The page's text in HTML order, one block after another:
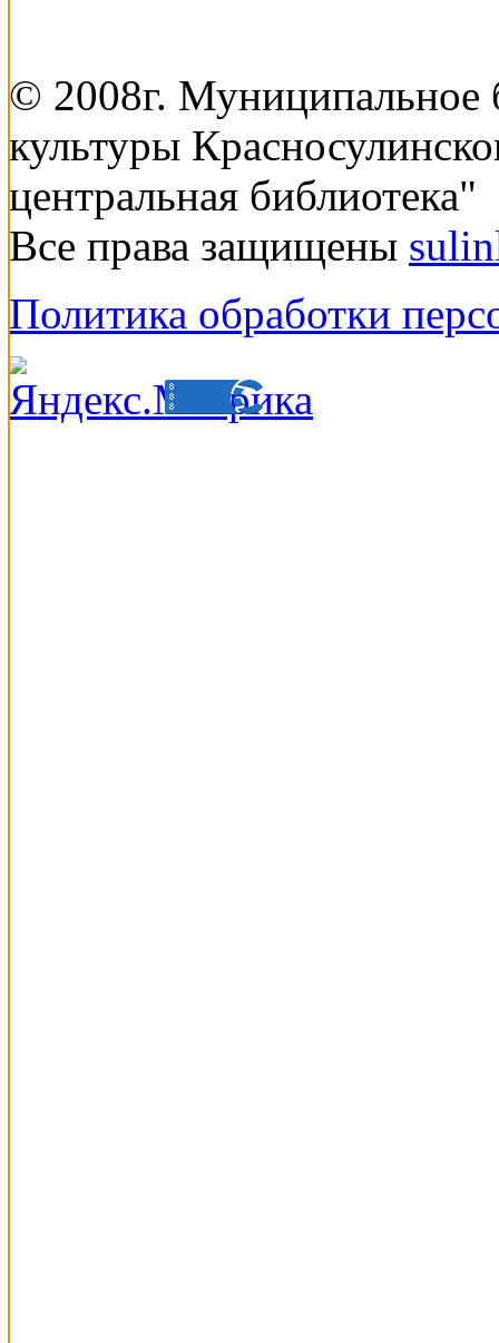
© 2008г. Муниципальное
культуры
центральная библиотека"
Все права защищены
Политика обработки